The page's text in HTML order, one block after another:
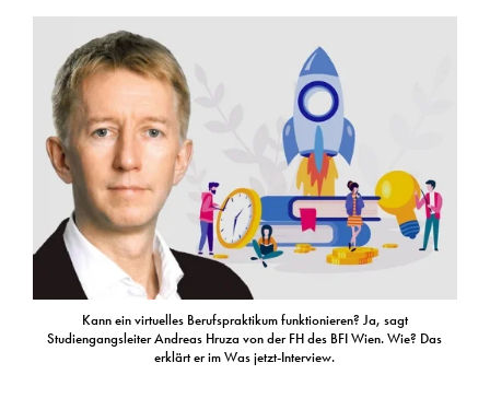
Kann ein virtuelles Berufspraktikum funktionieren? Ja, sagt
Studiengangsleiter Andreas Hruza von der FH des BFI Wien. Wie? Das
erklärt er im Was jetzt-Interview.